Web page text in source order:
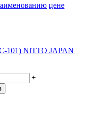
цене
101) NITTO JAPAN
+